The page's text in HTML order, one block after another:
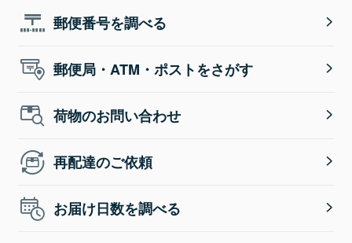
郵便番号を調べる
郵便局・ATM・ポストをさがす
荷物のお問い合わせ
再配達のご依頼
お届け日数を調べる